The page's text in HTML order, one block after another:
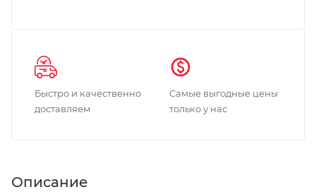
Быстро и качественно
доставляем
Самые выгодные цены
только у нас
Описание